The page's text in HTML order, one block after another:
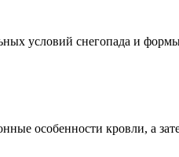
условий снегопада и
особенности кровли, а